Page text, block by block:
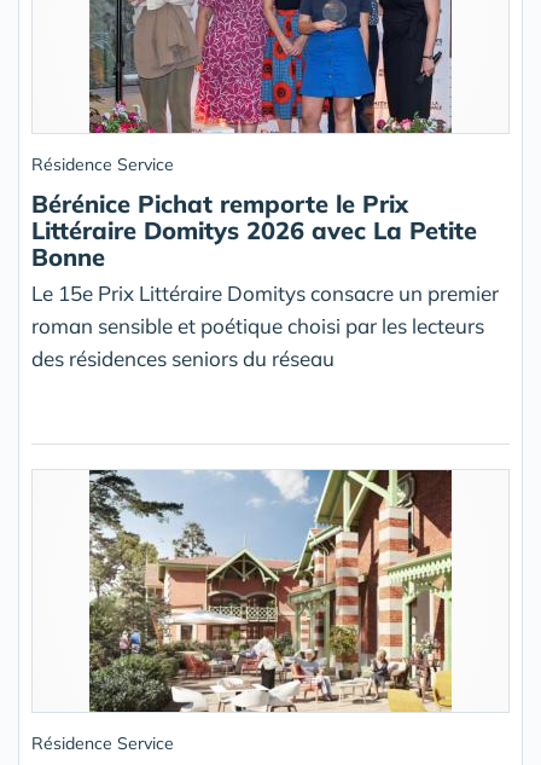
Résidence Service
Bérénice Pichat remporte le Prix
Littéraire Domitys 2026 avec La Petite
Bonne
Le 15e Prix Littéraire Domitys consacre un premier
roman sensible et poétique choisi par les lecteurs
des résidences seniors du réseau
Résidence Service